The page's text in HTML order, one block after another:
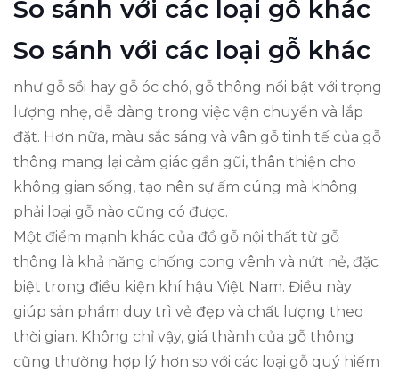
So sánh với các loại gỗ khác
So sánh với các loại gỗ khác
như gỗ sồi hay gỗ óc chó, gỗ thông nổi bật với trọng
lượng nhẹ, dễ dàng trong việc vận chuyển và lắp
đặt. Hơn nữa, màu sắc sáng và vân gỗ tinh tế của gỗ
thông mang lại cảm giác gần gũi, thân thiện cho
không gian sống, tạo nên sự ấm cúng mà không
phải loại gỗ nào cũng có được.
Một điểm mạnh khác của đồ gỗ nội thất từ gỗ
thông là khả năng chống cong vênh và nứt nẻ, đặc
biệt trong điều kiện khí hậu Việt Nam. Điều này
giúp sản phẩm duy trì vẻ đẹp và chất lượng theo
thời gian. Không chỉ vậy, giá thành của gỗ thông
cũng thường hợp lý hơn so với các loại gỗ quý hiếm